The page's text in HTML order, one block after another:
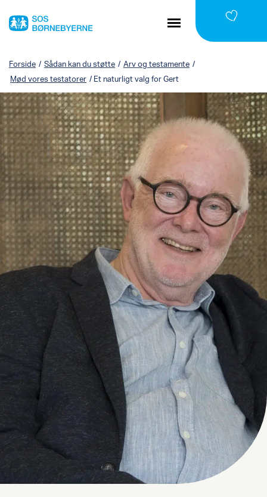
Forside / Sådan kan du støtte / Arv og testamente /
Mød vores testatorer / Et naturligt valg for Gert